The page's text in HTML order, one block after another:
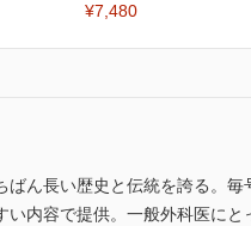
¥7,480
ん長い歴史と伝統を誇る。
内容で提供。一般外科医に